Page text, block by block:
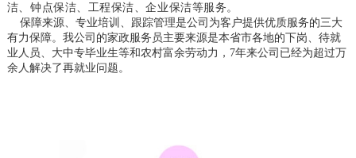
洁、钟点保洁、工程保洁、企业保洁等服务。
保障来源、专业培训、跟踪管理是公司为客户提供优质服务的三大
有力保障。我公司的家政服务员主要来源是本省市各地的下岗、待就
业人员、大中专毕业生等和农村富余劳动力，7年来公司已经为超过万
余人解决了再就业问题。